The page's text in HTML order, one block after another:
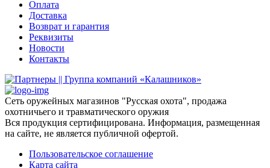
Оплата
Доставка
Возврат и гарантия
Реквизиты
Новости
Контакты
Сеть оружейных магазинов "Русская охота", продажа
охотничьего и травматического оружия
Вся продукция сертифицирована. Информация, размещенная
на сайте, не является публичной офертой.
Пользовательское соглашение
Карта сайта